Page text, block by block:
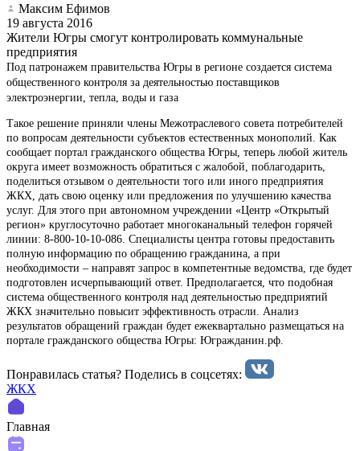
Максим Ефимов
19 августа 2016
Жители Югры смогут контролировать коммунальные
предприятия
Под патронажем правительства Югры в регионе создается система
общественного контроля за деятельностью поставщиков
электроэнергии, тепла, воды и газа
Такое решение приняли члены Межотраслевого совета потребителей
по вопросам деятельности субъектов естественных монополий. Как
сообщает портал гражданского общества Югры, теперь любой житель
округа имеет возможность обратиться с жалобой, поблагодарить,
поделиться отзывом о деятельности того или иного предприятия
ЖКХ, дать свою оценку или предложения по улучшению качества
услуг. Для этого при автономном учреждении «Центр «Открытый
регион» круглосуточно работает многоканальный телефон горячей
линии: 8-800-10-10-086. Специалисты центра готовы предоставить
полную информацию по обращению гражданина, а при
необходимости – направят запрос в компетентные ведомства, где будет
подготовлен исчерпывающий ответ. Предполагается, что подобная
система общественного контроля над деятельностью предприятий
ЖКХ значительно повысит эффективность отрасли. Анализ
результатов обращений граждан будет ежеквартально размещаться на
портале гражданского общества Югры: Югражданин.рф.
Понравилась статья? Поделиcь в соцсетях:
ЖКХ
Главная